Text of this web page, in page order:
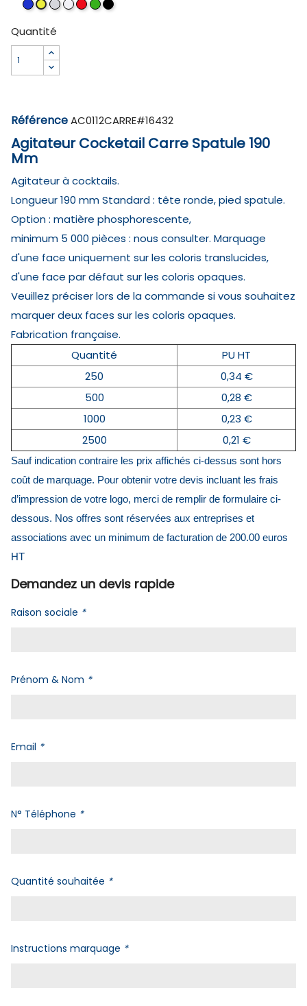
Bleu
73
Jaune
70
Transparent
BlancRouge
VertNoir
Quantité
RéférenceAC0112CARRE#16432
Agitateur Cocketail Carre Spatule 190
Mm
Agitateur à cocktails.
Longueur 190 mm Standard : tête ronde, pied spatule.
Option : matière phosphorescente,
minimum 5 000 pièces : nous consulter. Marquage
d'une face uniquement sur les coloris translucides,
d'une face par défaut sur les coloris opaques.
Veuillez préciser lors de la commande si vous souhaitez
marquer deux faces sur les coloris opaques.
Fabrication française.
Quantité
PU HT
250
0,34 €
500
0,28 €
1000
0,23 €
2500
0,21 €
Sauf indication contraire les prix affichés ci-dessus sont hors
coût de marquage. Pour obtenir votre devis incluant les frais
d’impression de votre logo, merci de remplir de formulaire ci-
dessous. Nos offres sont réservées aux entreprises et
associations avec un minimum de facturation de 200.00 euros
HT
Demandez un devis rapide
Raison sociale *
Prénom & Nom *
Email *
N° Téléphone *
Quantité souhaitée *
Instructions marquage *